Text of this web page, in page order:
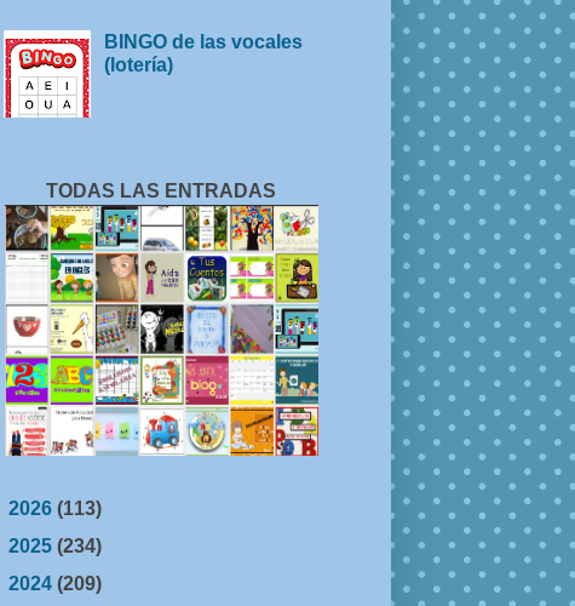
BINGO de las vocales
(lotería)
TODAS LAS ENTRADAS
2026 (113)
2025 (234)
2024 (209)